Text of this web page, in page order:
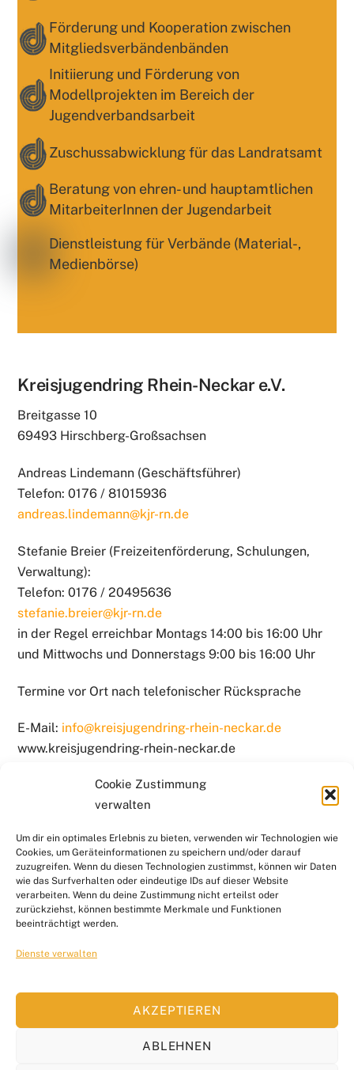
Cookie Zustimmung
verwalten
Um dir ein optimales Erlebnis zu bieten, verwenden wir Technologien wie
Cookies, um Geräteinformationen zu speichern und/oder darauf
zuzugreifen. Wenn du diesen Technologien zustimmst, können wir Daten
wie das Surfverhalten oder eindeutige IDs auf dieser Website
verarbeiten. Wenn du deine Zustimmung nicht erteilst oder
zurückziehst, können bestimmte Merkmale und Funktionen
beeinträchtigt werden.
Dienste verwalten
AKZEPTIEREN
ABLEHNEN
Förderung und Kooperation zwischen
Mitgliedsverbändenbänden
Initiierung und Förderung von
Modellprojekten im Bereich der
Jugendverbandsarbeit
Zuschussabwicklung für das Landratsamt
Beratung von ehren- und hauptamtlichen
MitarbeiterInnen der Jugendarbeit
Dienstleistung für Verbände (Material-,
Medienbörse)
Kreisjugendring Rhein-Neckar e.V.
Breitgasse 10
69493 Hirschberg-Großsachsen
Andreas Lindemann (Geschäftsführer)
Telefon: 0176 / 81015936
andreas.lindemann@kjr-rn.de
Stefanie Breier (Freizeitenförderung, Schulungen,
Verwaltung):
Telefon: 0176 / 20495636
stefanie.breier@kjr-rn.de
in der Regel erreichbar Montags 14:00 bis 16:00 Uhr
und Mittwochs und Donnerstags 9:00 bis 16:00 Uhr
Termine vor Ort nach telefonischer Rücksprache
E-Mail: info@kreisjugendring-rhein-neckar.de
www.kreisjugendring-rhein-neckar.de
TO
TOP
DATENSCHUTZ
RECHTLICHE HINWEISE
IMPRESSUM
Copyright © 2025 Kreisjugendring Rhein-Neckar e.V.. Alle
Melde dich für unseren Newsletter an